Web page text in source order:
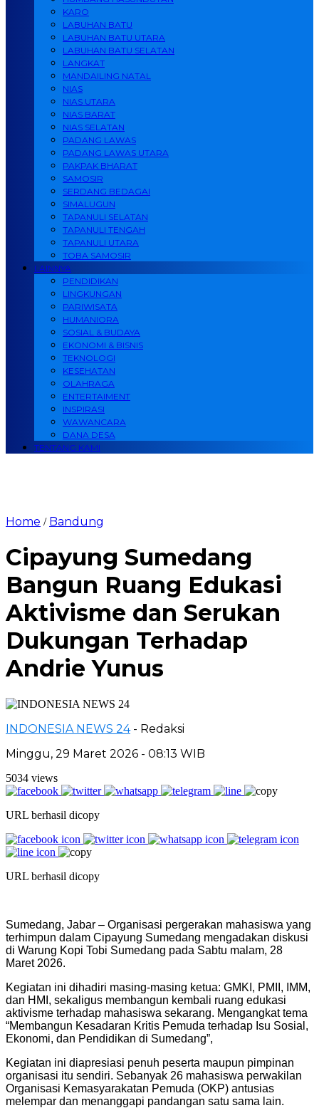
KARO
LABUHAN BATU
LABUHAN BATU UTARA
LABUHAN BATU SELATAN
LANGKAT
MANDAILING NATAL
NIAS
NIAS UTARA
NIAS BARAT
NIAS SELATAN
PADANG LAWAS
PADANG LAWAS UTARA
PAKPAK BHARAT
SAMOSIR
SERDANG BEDAGAI
SIMALUGUN
TAPANULI SELATAN
TAPANULI TENGAH
TAPANULI UTARA
TOBA SAMOSIR
LAINNYA
PENDIDIKAN
LINGKUNGAN
PARIWISATA
HUMANIORA
SOSIAL & BUDAYA
EKONOMI & BISNIS
TEKNOLOGI
KESEHATAN
OLAHRAGA
ENTERTAIMENT
INSPIRASI
WAWANCARA
DANA DESA
TENTANG KAMI
Home / Bandung
Cipayung Sumedang
Bangun Ruang Edukasi
Aktivisme dan Serukan
Dukungan Terhadap
Andrie Yunus
INDONESIA NEWS 24 - Redaksi
Minggu, 29 Maret 2026 - 08:13 WIB
5034 views
URL berhasil dicopy
URL berhasil dicopy
Sumedang, Jabar – Organisasi pergerakan mahasiswa yang
terhimpun dalam Cipayung Sumedang mengadakan diskusi
di Warung Kopi Tobi Sumedang pada Sabtu malam, 28
Maret 2026.
Kegiatan ini dihadiri masing-masing ketua: GMKI, PMII, IMM,
dan HMI, sekaligus membangun kembali ruang edukasi
aktivisme terhadap mahasiswa sekarang. Mengangkat tema
“Membangun Kesadaran Kritis Pemuda terhadap Isu Sosial,
Ekonomi, dan Pendidikan di Sumedang”,
Kegiatan ini diapresiasi penuh peserta maupun pimpinan
organisasi itu sendiri. Sebanyak 26 mahasiswa perwakilan
Organisasi Kemasyarakatan Pemuda (OKP) antusias
melempar dan menanggapi pandangan satu sama lain.